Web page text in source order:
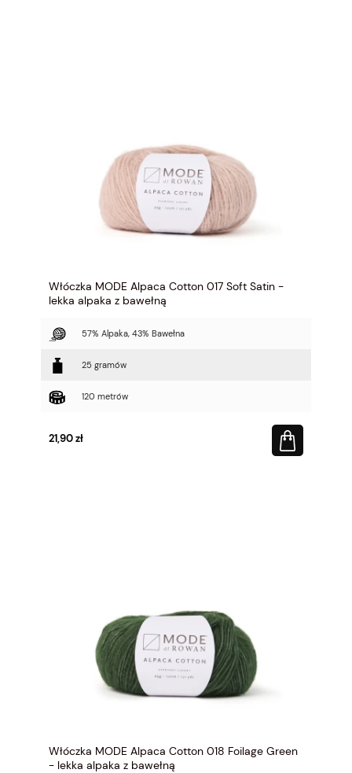
Włóczka MODE Alpaca Cotton 017 Soft Satin -
lekka alpaka z bawełną
57% Alpaka, 43% Bawełna
25 gramów
120 metrów
21,90 zł
Włóczka MODE Alpaca Cotton 018 Foilage Green
- lekka alpaka z bawełną